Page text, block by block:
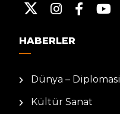
HABERLER
Dünya – Diplomasi
Kültür Sanat